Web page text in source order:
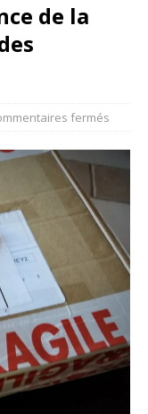
de la
fermés